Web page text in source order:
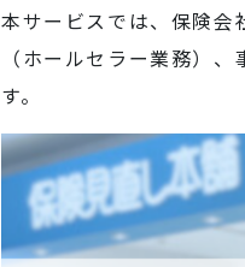
本サービスでは、保険会
（ホールセラー業務）
す。